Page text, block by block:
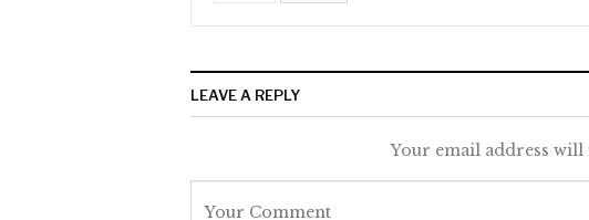
LEAVE A REPLY
Your email address will